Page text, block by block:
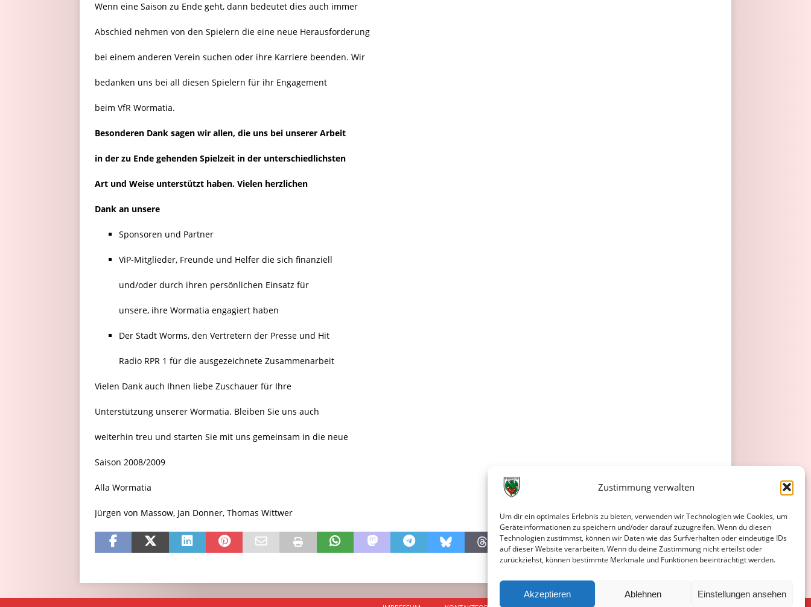
Zustimmung verwalten
Um dir ein optimales Erlebnis zu bieten, verwenden wir Technologien wie Cookies, um
Geräteinformationen zu speichern und/oder darauf zuzugreifen. Wenn du diesen
Technologien zustimmst, können wir Daten wie das Surfverhalten oder eindeutige IDs
auf dieser Website verarbeiten. Wenn du deine Zustimmung nicht erteilst oder
zurückziehst, können bestimmte Merkmale und Funktionen beeinträchtigt werden.
Akzeptieren Ablehnen Einstellungen ansehen
Wenn eine Saison zu Ende geht, dann bedeutet dies auch immer
Abschied nehmen von den Spielern die eine neue Herausforderung
bei einem anderen Verein suchen oder ihre Karriere beenden. Wir
bedanken uns bei all diesen Spielern für ihr Engagement
beim VfR Wormatia.
Besonderen Dank sagen wir allen, die uns bei unserer Arbeit
in der zu Ende gehenden Spielzeit in der unterschiedlichsten
Art und Weise unterstützt haben. Vielen herzlichen
Dank an unsere
Sponsoren und Partner
ViP-Mitglieder, Freunde und Helfer die sich finanziell
und/oder durch ihren persönlichen Einsatz für
unsere, ihre Wormatia engagiert haben
Der Stadt Worms, den Vertretern der Presse und Hit
Radio RPR 1 für die ausgezeichnete Zusammenarbeit
Vielen Dank auch Ihnen liebe Zuschauer für Ihre
Unterstützung unserer Wormatia. Bleiben Sie uns auch
weiterhin treu und starten Sie mit uns gemeinsam in die neue
Saison 2008/2009
Alla Wormatia
Jürgen von Massow, Jan Donner, Thomas Wittwer